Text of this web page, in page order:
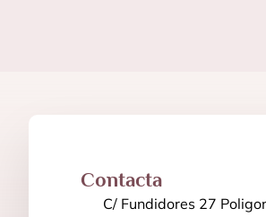
Contacta
C/ Fundidores 27